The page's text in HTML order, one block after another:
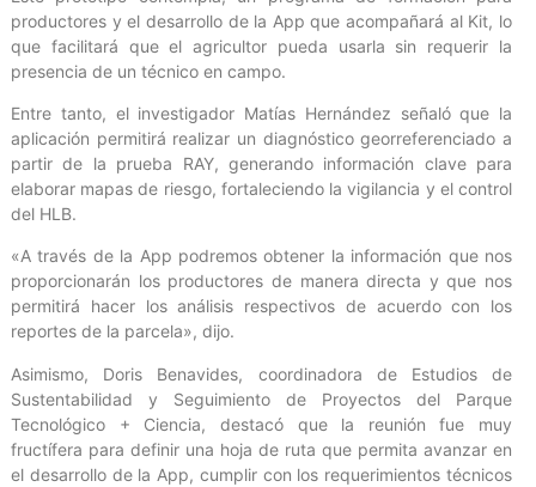
productores y el desarrollo de la App que acompañará al Kit, lo
que facilitará que el agricultor pueda usarla sin requerir la
presencia de un técnico en campo.
Entre tanto, el investigador Matías Hernández señaló que la
aplicación permitirá realizar un diagnóstico georreferenciado a
partir de la prueba RAY, generando información clave para
elaborar mapas de riesgo, fortaleciendo la vigilancia y el control
del HLB.
«A través de la App podremos obtener la información que nos
proporcionarán los productores de manera directa y que nos
permitirá hacer los análisis respectivos de acuerdo con los
reportes de la parcela», dijo.
Asimismo, Doris Benavides, coordinadora de Estudios de
Sustentabilidad y Seguimiento de Proyectos del Parque
Tecnológico + Ciencia, destacó que la reunión fue muy
fructífera para definir una hoja de ruta que permita avanzar en
el desarrollo de la App, cumplir con los requerimientos técnicos